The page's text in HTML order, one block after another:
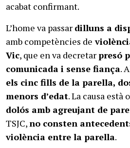
acabat confirmant.
L’home va passar dilluns a
amb competències de
Vic, que en va decretarpresó
comunicada i sense fiança.
els cinc fills de la parella,
menors d’edat. La causa està
dolós amb agreujant de
TSJC,no consten
violència entre la parella.